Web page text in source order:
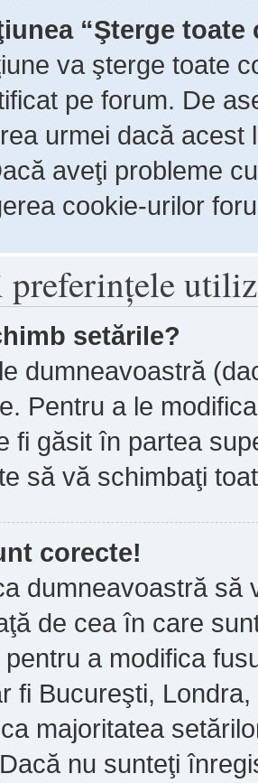
“Şterge
va şterge toate
pe forum. De
urmei dacă
aveţi probleme
cookie-urilor
preferinţele
setările?
dumneavoastră
Pentru a le
fi găsit în partea
să vă schimbaţi
corecte!
dumneavoastră să
de cea în care
pentru a modifica
fi Bucureşti,
majoritatea
nu sunteţi